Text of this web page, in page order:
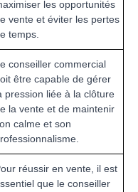
les opportunités
vente et éviter les pertes
temps.
conseiller commercial
être capable de gérer
pression liée à la clôture
la vente et de maintenir
calme et son
réussir en vente, il est
que le conseiller